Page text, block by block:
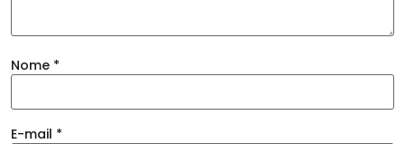
Nome *
E-mail *